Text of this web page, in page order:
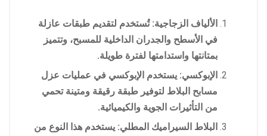
الألياف الزجاجية: تُستخدم لتقديم طبقات عازلة
في الأسطح والجدران الداخلية للمسبح، وتتميز
بمتانتها واستدامتها لفترة طويلة.
الإبوكسي: يستخدم الإبوكسي في عمليات عزل
مسابح البلاط لتوفير طبقة رقيقة ومتينة تحمي
من التأثيرات الجوية والكيميائية.
البلاط السيراميك المطلي: يستخدم هذا النوع من